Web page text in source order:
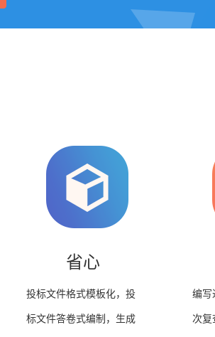
省心
投标文件格式模板化，投
标文件答卷式编制，生成
编写
次复